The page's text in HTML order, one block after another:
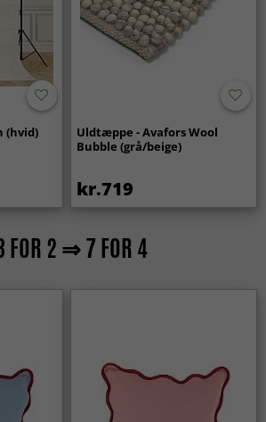
(hvid)
Uldtæppe - Avafors Wool
Bubble (grå/beige)
kr.719
FOR 2 ⇒ 7 FOR 4